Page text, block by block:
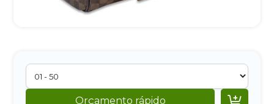
Orçamento rápido 